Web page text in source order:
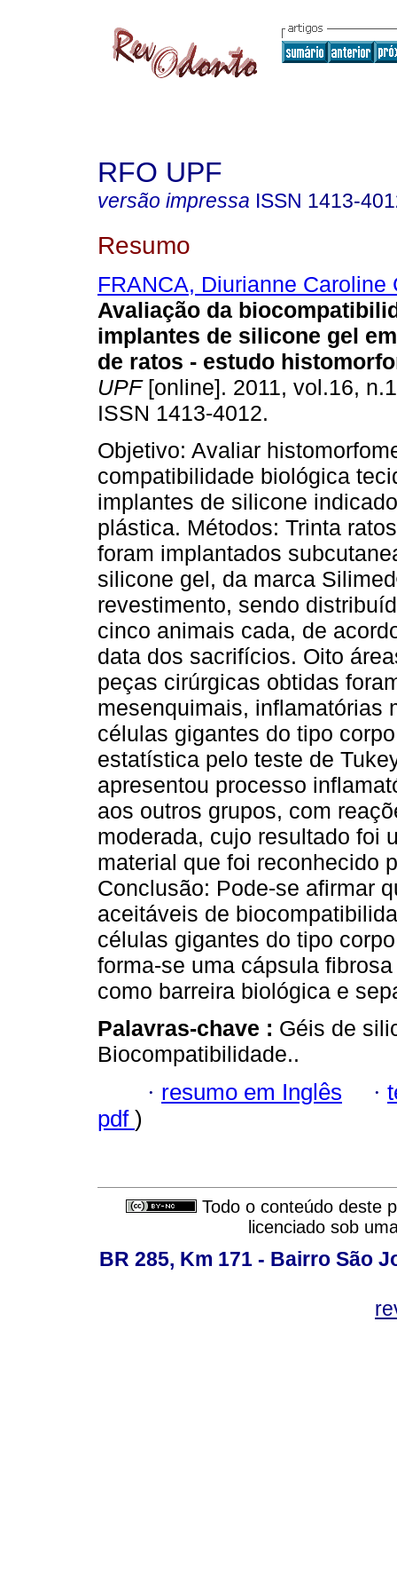
RFO UPF
versão impressa ISSN 1413-
Resumo
FRANCA, Diurianne Caroline
Avaliação da
implantes de silicone gel
de ratos - estudo
UPF[online]. 2011, vol.16,
ISSN 1413-4012.
Objetivo: Avaliar
compatibilidade biológica
implantes de silicone
plástica. Métodos: Trinta
foram implantados
silicone gel, da marca
revestimento, sendo
cinco animais cada, de
data dos sacrifícios. Oito
peças cirúrgicas obtidas
mesenquimais, inflamatórias
células gigantes do tipo
estatística pelo teste de
apresentou processo
aos outros grupos, com
moderada, cujo resultado foi
material que foi reconhecido
Conclusão: Pode-se afirmar
aceitáveis de
células gigantes do tipo
forma-se uma cápsula
como barreira biológica e
Palavras-chave : Géis de
Biocompatibilidade..
· resumo em Inglês ·
pdf )
Todo o conteúdo deste
licenciado sob
BR 285, Km 171 - Bairro São